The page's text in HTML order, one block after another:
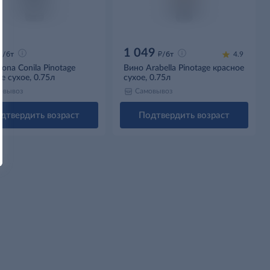
/бт
Conila Pinotage
сухое, 0.75л
возраст
1 049 д/бт 4.9
Вино Arabella Pinotage красное
сухое, 0.75л
Самовывоз
Подтвердить возраст